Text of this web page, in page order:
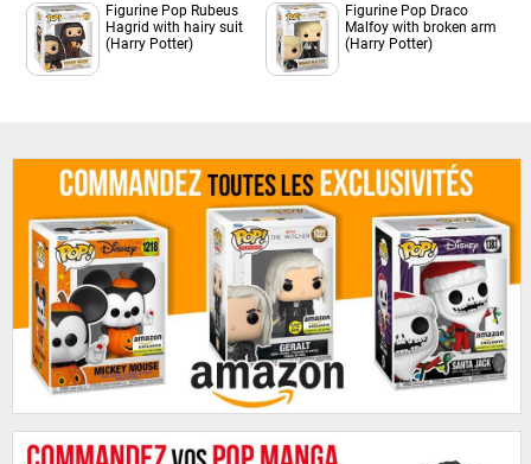
Figurine Pop Rubeus
Hagrid with hairy suit
(Harry Potter)
Figurine Pop Draco
Malfoy with broken arm
(Harry Potter)